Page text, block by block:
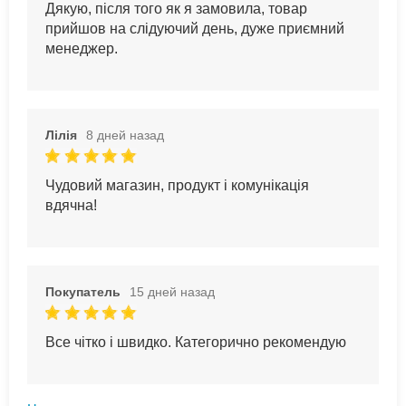
Дякую, після того як я замовила, товар
прийшов на слідуючий день, дуже приємний
менеджер.
Лілія 8 дней назад
Чудовий магазин, продукт і комунікація
вдячна!
Покупатель 15 дней назад
Все чітко і швидко. Категорично рекомендую